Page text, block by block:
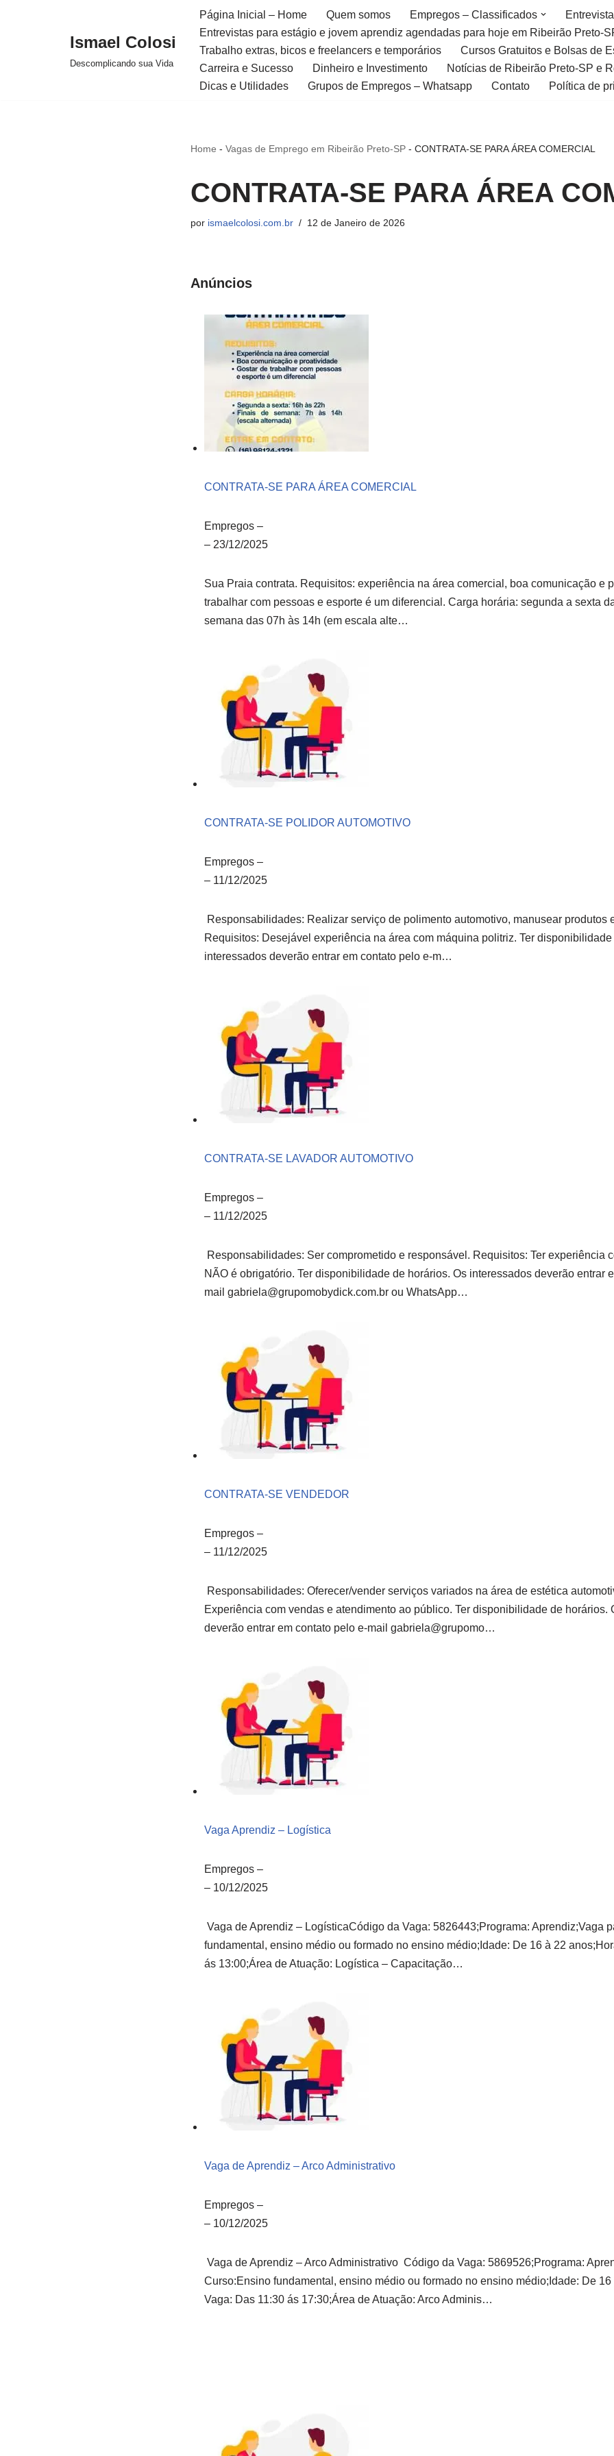
Ismael Colosi
Descomplicando sua Vida
Página Inicial – Home Quem somos Empregos – Classificados
Entrevistas para estágio e jovem aprendiz agendadas para hoje em Ribeirão Preto-
Trabalho extras, bicos e freelancers e temporários
Cursos Gratuitos e Bolsas de
Carreira e Sucesso
Dinheiro e Investimento Notícias de Ribeirão Preto-SP e
Dicas e Utilidades
Grupos de Empregos – Whatsapp Contato Política de
Home - Vagas de Emprego em Ribeirão Preto-SP- CONTRATA-SE PARA ÁREA COMERCIAL
CONTRATA-SE PARA ÁREA
por ismaelcolosi.com.br 12 de Janeiro de 2026
Anúncios
CONTRATA-SE PARA ÁREA COMERCIAL
Empregos–
–23/12/2025
Sua Praia contrata. Requisitos: experiência na área comercial, boa comunicação e
trabalhar com pessoas e esporte é um diferencial. Carga horária: segunda a sexta
semana das 07h às 14h (em escala alte…
CONTRATA-SE POLIDOR AUTOMOTIVO
Empregos–
–11/12/2025
Responsabilidades: Realizar serviço de polimento automotivo, manusear produtos
Requisitos: Desejável experiência na área com máquina politriz. Ter
interessados deverão entrar em contato pelo e-m…
CONTRATA-SE LAVADOR AUTOMOTIVO
Empregos–
–11/12/2025
Responsabilidades: Ser comprometido e responsável. Requisitos: Ter experiência
NÃO é obrigatório. Ter disponibilidade de horários. Os interessados deverão entrar
mail gabriela@grupomobydick.com.brou WhatsApp…
CONTRATA-SE VENDEDOR
Empregos–
–11/12/2025
Responsabilidades: Oferecer/vender serviços variados na área de estética
Experiência com vendas e atendimento ao público. Ter disponibilidade de horários.
deverão entrar em contato pelo e-mail gabriela@grupomo…
Vaga Aprendiz – Logística
Empregos–
–10/12/2025
Vaga de Aprendiz – LogísticaCódigo da Vaga: 5826443;Programa: Aprendiz;Vaga
fundamental, ensino médio ou formado no ensino médio;Idade: De 16 à 22
ás 13:00;Área de Atuação: Logística – Capacitação…
Vaga de Aprendiz – Arco Administrativo
Empregos–
–10/12/2025
Vaga de Aprendiz – Arco Administrativo Código da Vaga: 5869526;Programa:
Curso:Ensino fundamental, ensino médio ou formado no ensino médio;Idade: De
Vaga: Das 11:30 ás 17:30;Área de Atuação: Arco Adminis…